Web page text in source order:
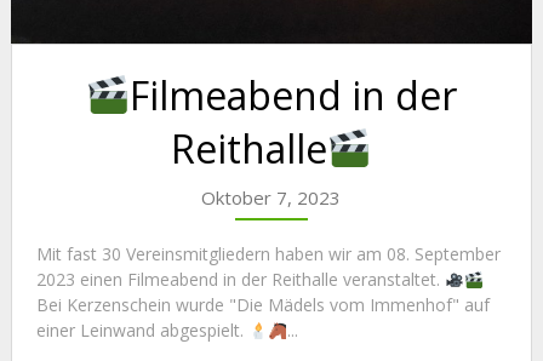
Filmeabend in der
Reithalle
Oktober 7, 2023
Mit fast 30 Vereinsmitgliedern haben wir am 08. September
2023 einen Filmeabend in der Reithalle veranstaltet.
Bei Kerzenschein wurde "Die Mädels vom Immenhof" auf
einer Leinwand abgespielt.
...